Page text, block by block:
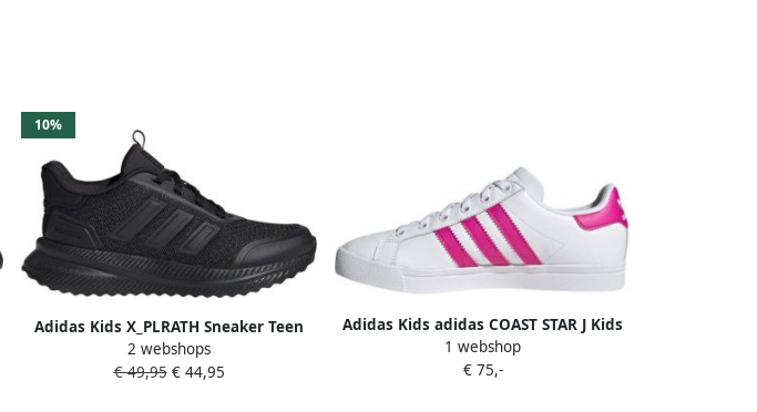
10%
Adidas Kids X_PLRATH Sneaker Teen
Hardloop & Casual ID0254 core black
2 webshops
€ 49,95€ 44,95
Adidas Kids adidas COAST STAR J Kids
Sneakers Ftwr White Shock Pink Ftwr
White
1 webshop
€ 75,-